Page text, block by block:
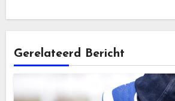
Gerelateerd Bericht